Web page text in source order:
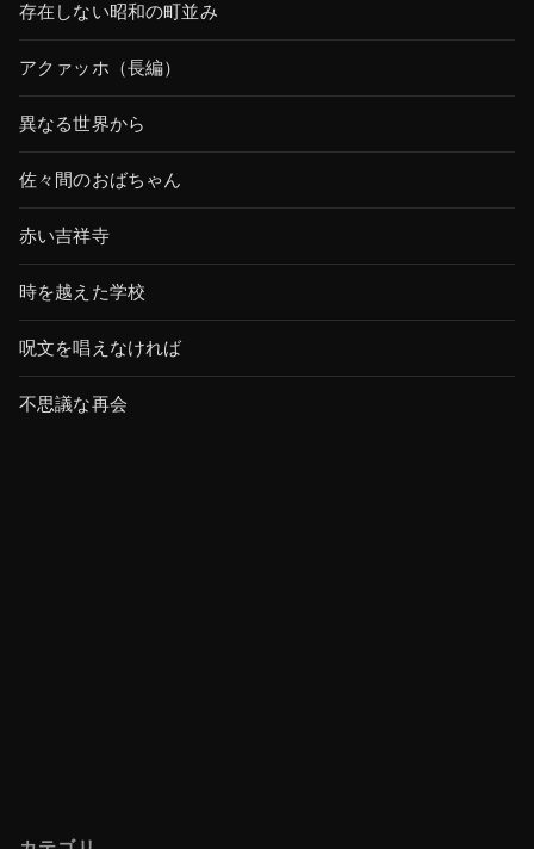
存在しない昭和の町並み
アクァッホ（長編）
異なる世界から
佐々間のおばちゃん
赤い吉祥寺
時を越えた学校
呪文を唱えなければ
不思議な再会